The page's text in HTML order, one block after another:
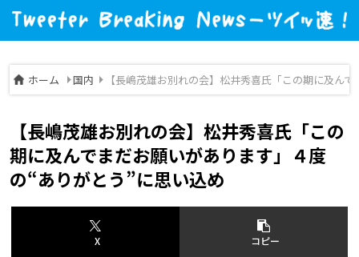
ホーム 国内 【長嶋茂雄お別れの会】松井秀喜氏「この期に及ん
【長嶋茂雄お別れの会】松井秀喜氏「この
期に及んでまだお願いがあります」４度
の“ありがとう”に思い込め
X コピー